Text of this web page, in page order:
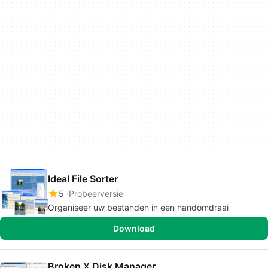
Ideal File Sorter
5 Probeerversie
Organiseer uw bestanden in een handomdraai
Download